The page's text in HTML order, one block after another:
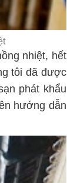
nhiệt, hết
tôi đã được
phát khẩu
hướng dẫn